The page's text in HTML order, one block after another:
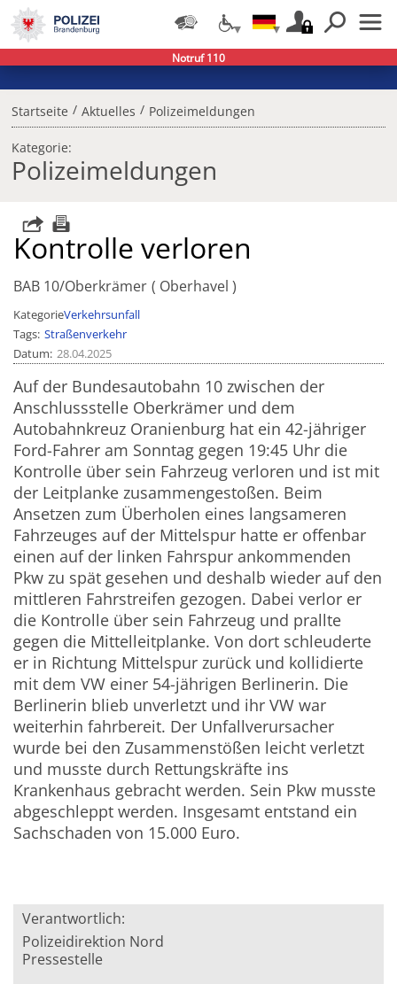
Startseite / Aktuelles / Polizeimeldungen
Kategorie:
Polizeimeldungen
Kontrolle verloren
BAB 10/Oberkrämer Oberhavel
KategorieVerkehrsunfall
Tags Straßenverkehr
Datum 28.04.2025
Auf der Bundesautobahn 10 zwischen der
Anschlussstelle Oberkrämer und dem
Autobahnkreuz Oranienburg hat ein 42-jähriger
Ford-Fahrer am Sonntag gegen 19:45 Uhr die
Kontrolle über sein Fahrzeug verloren und ist mit
der Leitplanke zusammengestoßen. Beim
Ansetzen zum Überholen eines langsameren
Fahrzeuges auf der Mittelspur hatte er offenbar
einen auf der linken Fahrspur ankommenden
Pkw zu spät gesehen und deshalb wieder auf den
mittleren Fahrstreifen gezogen. Dabei verlor er
die Kontrolle über sein Fahrzeug und prallte
gegen die Mittelleitplanke. Von dort schleuderte
er in Richtung Mittelspur zurück und kollidierte
mit dem VW einer 54-jährigen Berlinerin. Die
Berlinerin blieb unverletzt und ihr VW war
weiterhin fahrbereit. Der Unfallverursacher
wurde bei den Zusammenstößen leicht verletzt
und musste durch Rettungskräfte ins
Krankenhaus gebracht werden. Sein Pkw musste
abgeschleppt werden. Insgesamt entstand ein
Sachschaden von 15.000 Euro.
Verantwortlich:
Polizeidirektion Nord
Pressestelle
Notruf 110